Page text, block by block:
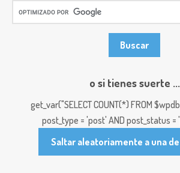
o si tienes suerte ...
get_var("SELECT COUNT(*) FROM
post_type = 'post' AND post_status =
Saltar aleatoriamente a una